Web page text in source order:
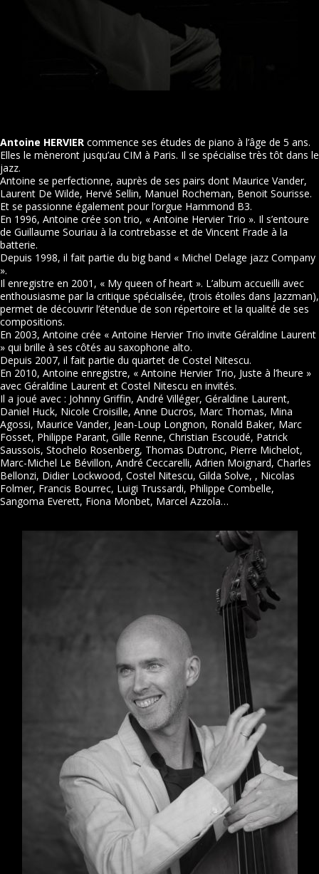
Antoine HERVIER commence ses études de piano à l’âge de 5 ans.
Elles le mèneront jusqu’au CIM à Paris. Il se spécialise très tôt dans le
jazz.
Antoine se perfectionne, auprès de ses pairs dont Maurice Vander,
Laurent De Wilde, Hervé Sellin, Manuel Rocheman, Benoit Sourisse.
Et se passionne également pour l’orgue Hammond B3.
En 1996, Antoine crée son trio, « Antoine Hervier Trio ». Il s’entoure
de Guillaume Souriau à la contrebasse et de Vincent Frade à la
batterie.
Depuis 1998, il fait partie du big band « Michel Delage jazz Company
».
Il enregistre en 2001, « My queen of heart ». L’album accueilli avec
enthousiasme par la critique spécialisée, (trois étoiles dans Jazzman),
permet de découvrir l’étendue de son répertoire et la qualité de ses
compositions.
En 2003, Antoine crée « Antoine Hervier Trio invite Géraldine Laurent
» qui brille à ses côtés au saxophone alto.
Depuis 2007, il fait partie du quartet de Costel Nitescu.
En 2010, Antoine enregistre, « Antoine Hervier Trio, Juste à l’heure »
avec Géraldine Laurent et Costel Nitescu en invités.
Il a joué avec : Johnny Griffin, André Villéger, Géraldine Laurent,
Daniel Huck, Nicole Croisille, Anne Ducros, Marc Thomas, Mina
Agossi, Maurice Vander, Jean-Loup Longnon, Ronald Baker, Marc
Fosset, Philippe Parant, Gille Renne, Christian Escoudé, Patrick
Saussois, Stochelo Rosenberg, Thomas Dutronc, Pierre Michelot,
Marc-Michel Le Bévillon, André Ceccarelli, Adrien Moignard, Charles
Bellonzi, Didier Lockwood, Costel Nitescu, Gilda Solve, , Nicolas
Folmer, Francis Bourrec, Luigi Trussardi, Philippe Combelle,
Sangoma Everett, Fiona Monbet, Marcel Azzola…